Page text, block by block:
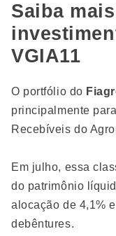
Saiba
VGIA11
O portfólio do
principalmente
Recebíveis do
Em julho, essa
do patrimônio
alocação de 4,1%
debêntures.